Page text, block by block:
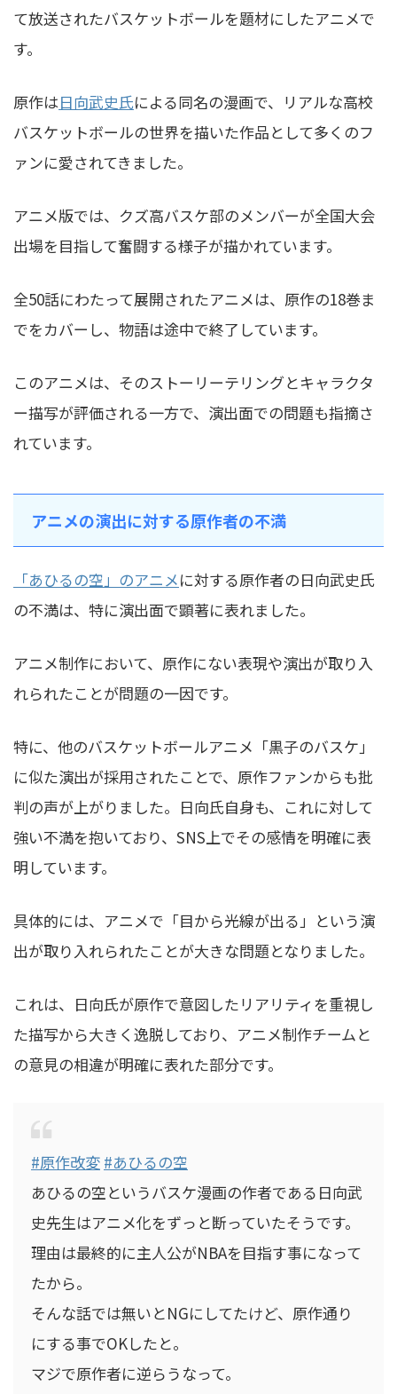
て放送されたバスケットボールを題材にしたアニメで
す。
原作は日向武史氏による同名の漫画で、リアルな高校
バスケットボールの世界を描いた作品として多くのフ
ァンに愛されてきました。
アニメ版では、クズ高バスケ部のメンバーが全国大会
出場を目指して奮闘する様子が描かれています。
全50話にわたって展開されたアニメは、原作の18巻ま
でをカバーし、物語は途中で終了しています。
このアニメは、そのストーリーテリングとキャラクタ
ー描写が評価される一方で、演出面での問題も指摘さ
れています。
アニメの演出に対する原作者の不満
「あひるの空」のアニメに対する原作者の日向武史氏
の不満は、特に演出面で顕著に表れました。
アニメ制作において、原作にない表現や演出が取り入
れられたことが問題の一因です。
特に、他のバスケットボールアニメ「黒子のバスケ」
に似た演出が採用されたことで、原作ファンからも批
判の声が上がりました。日向氏自身も、これに対して
強い不満を抱いており、SNS上でその感情を明確に表
明しています。
具体的には、アニメで「目から光線が出る」という演
出が取り入れられたことが大きな問題となりました。
これは、日向氏が原作で意図したリアリティを重視し
た描写から大きく逸脱しており、アニメ制作チームと
の意見の相違が明確に表れた部分です。
#原作改変 #あひるの空
あひるの空というバスケ漫画の作者である日向武
史先生はアニメ化をずっと断っていたそうです。
理由は最終的に主人公がNBAを目指す事になって
たから。
そんな話では無いとNGにしてたけど、原作通り
にする事でOKしたと。
マジで原作者に逆らうなって。